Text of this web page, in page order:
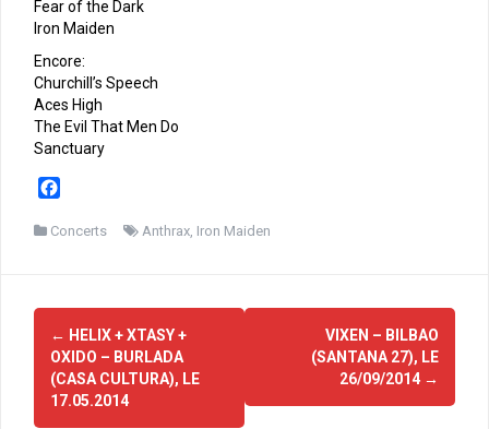
Fear of the Dark
Iron Maiden
Encore:
Churchill’s Speech
Aces High
The Evil That Men Do
Sanctuary
c
k
Concerts Anthrax, Iron Maiden
Navigation
d'article
← HELIX + XTASY +
OXIDO – BURLADA
(CASA CULTURA), LE
17.05.2014
VIXEN – BILBAO
(SANTANA 27), LE
26/09/2014 →